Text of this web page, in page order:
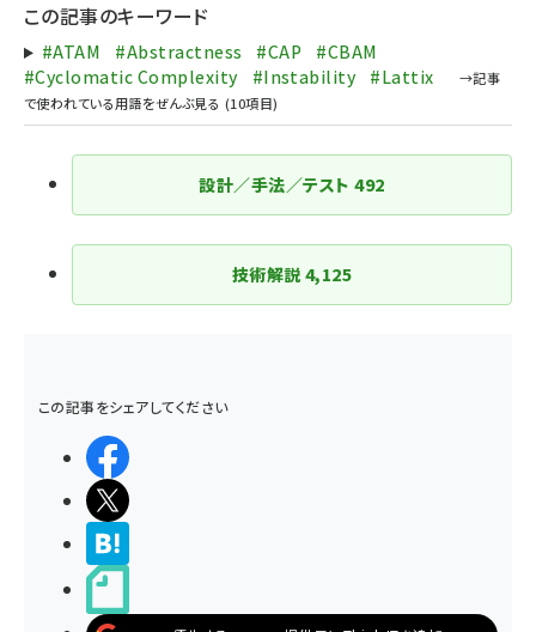
送
り
この記事のキーワード
#ATAM #Abstractness #CAP
#CBAM
#Cyclomatic Complexity
#Instability #Lattix
設計／手法／テスト492
技術解説 4,125
この記事をシェアしてください